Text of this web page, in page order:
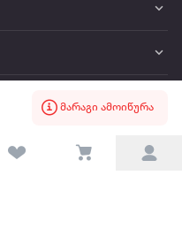
მარაგი ამოიწურა